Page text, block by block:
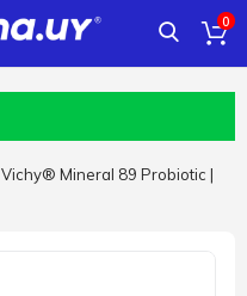
0
Vichy® Mineral 89 Probiotic |